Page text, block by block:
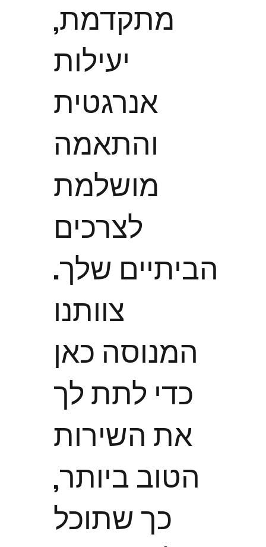
מתקדמת,
יעילות
אנרגטית
והתאמה
מושלמת
לצרכים
הביתיים שלך.
צוותנו
המנוסה כאן
כדי לתת לך
את השירות
הטוב ביותר,
כך שתוכל